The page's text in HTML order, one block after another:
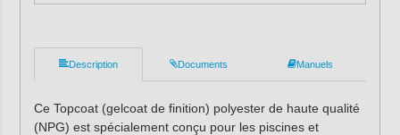
Description Documents Manuels
Ce Topcoat (gelcoat de finition) polyester de haute qualité
(NPG) est spécialement conçu pour les piscines et